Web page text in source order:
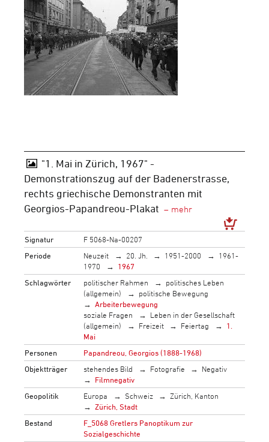
"1. Mai in Zürich, 1967" -
Demonstrationszug auf der Badenerstrasse,
rechts griechische Demonstranten mit
Georgios-Papandreou-Plakat
Signatur
F 5068-Na-00207
Periode
Neuzeit 20. Jh. 1951-2000
1961-
1970
1967
Schlagwörter
politischer Rahmen
politisches Leben
(allgemein)
politische Bewegung
Arbeiterbewegung
soziale Fragen
Leben in der Gesellschaft
(allgemein)
Freizeit Feiertag
1.
Mai
Personen
Papandreou, Georgios (1888-1968)
Objektträger
stehendes Bild Fotografie
Negativ
Filmnegativ
Geopolitik
Europa Schweiz
Zürich, Kanton
Zürich, Stadt
Bestand
F_5068 Gretlers Panoptikum zur
Sozialgeschichte